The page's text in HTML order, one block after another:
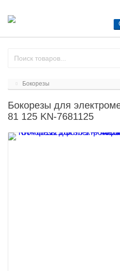
Бокорезы
Бокорезы для
81 125 KN-7681125